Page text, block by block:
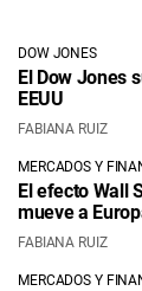
DOW JONES
El Dow Jones
EEUU
FABIANA RUIZ
MERCADOS Y
El efecto Wall
mueve a
FABIANA RUIZ
MERCADOS Y